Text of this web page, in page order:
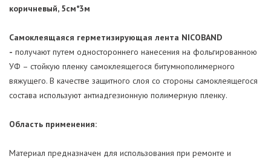
коричневый, 5см*3м
Самоклеящаяся герметизирующая лента NICOBAND
- получают путем одностороннего нанесения на фольгированною
УФ – стойкую пленку самоклеящегося битумнополимерного
вяжущего. В качестве защитного слоя со стороны самоклеящегося
состава используют антиадгезионную полимерную пленку.
Область применения:
Материал предназначен для использования при ремонте и